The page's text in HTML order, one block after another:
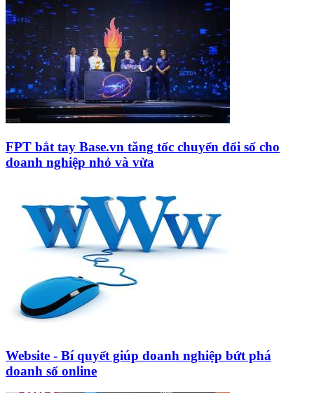
FPT bắt tay Base.vn tăng tốc chuyển đổi số cho
doanh nghiệp nhỏ và vừa
Website - Bí quyết giúp doanh nghiệp bứt phá
doanh số online